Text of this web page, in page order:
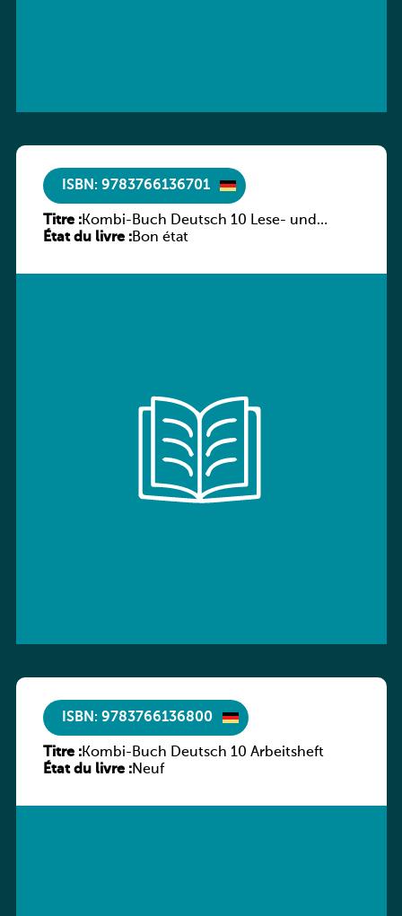
ISBN: 9783766136701
Titre :Kombi-Buch Deutsch 10 Lese- und
Sprachbuch
État du livre :Bon état
ISBN: 9783766136800
Titre :Kombi-Buch Deutsch 10 Arbeitsheft
État du livre :Neuf